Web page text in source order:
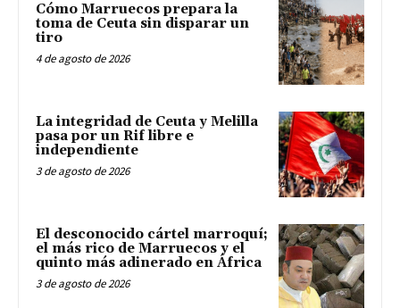
Cómo Marruecos prepara la
toma de Ceuta sin disparar un
tiro
4 de agosto de 2026
La integridad de Ceuta y Melilla
pasa por un Rif libre e
independiente
3 de agosto de 2026
El desconocido cártel marroquí;
el más rico de Marruecos y el
quinto más adinerado en África
3 de agosto de 2026